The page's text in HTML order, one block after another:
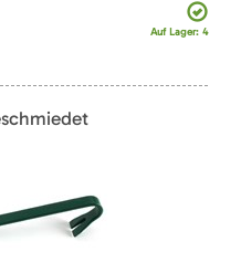
Auf Lager: 4